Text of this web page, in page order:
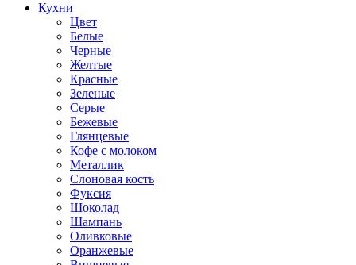
Кухни
Цвет
Белые
Черные
Желтые
Красные
Зеленые
Серые
Бежевые
Глянцевые
Кофе с молоком
Металлик
Слоновая кость
Фуксия
Шоколад
Шампань
Оливковые
Оранжевые